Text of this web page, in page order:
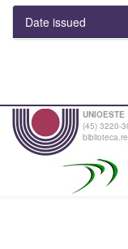
Date issued
UNIOESTE
(45) 3220-